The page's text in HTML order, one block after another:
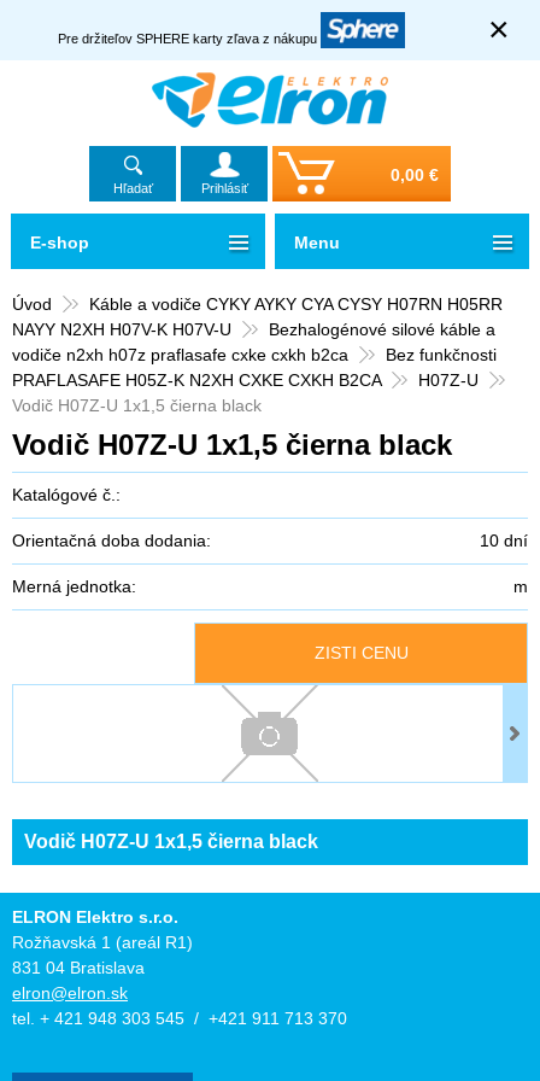
Pre držiteľov SPHERE karty zľava z nákupu ×
Hľadať Prihlásiť
0,00 €
Úvod
Káble a vodiče CYKY AYKY CYA CYSY H07RN H05RR
NAYY N2XH H07V-K H07V-U
Bezhalogénové silové káble a
vodiče n2xh h07z praflasafe cxke cxkh b2ca
Bez funkčnosti
PRAFLASAFE H05Z-K N2XH CXKE CXKH B2CA
H07Z-U
Vodič H07Z-U 1x1,5 čierna black
Vodič H07Z-U 1x1,5 čierna black
Katalógové č.:
Orientačná doba dodania: 10 dní
Merná jednotka: m
ZISTI CENU
Vodič H07Z-U 1x1,5 čierna black
E-shop Menu
ELRON Elektro s.r.o.
Rožňavská 1 (areál R1)
831 04 Bratislava
elron@elron.sk
tel. + 421 948 303 545 / +421 911 713 370